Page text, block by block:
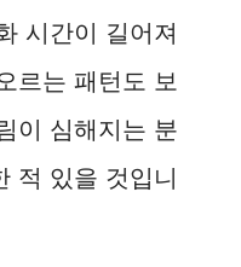
시간이 길어져
르는 패턴도 보
이 심해지는 분
적 있을 것입니